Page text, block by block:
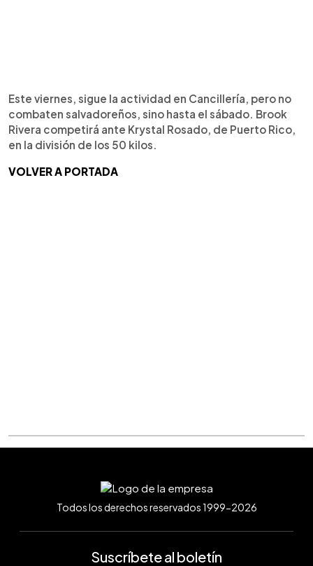
Este viernes, sigue la actividad en Cancillería, pero no
combaten salvadoreños, sino hasta el sábado. Brook
Rivera competirá ante Krystal Rosado, de Puerto Rico,
en la división de los 50 kilos.
VOLVER A PORTADA
Todos los derechos reservados 1999-2026
Suscríbete al boletín